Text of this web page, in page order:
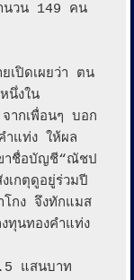
ำนวน 149 คน
ปิดเผยว่า ตน
นึ่งใน
ากเพื่อนๆ บอก
ำแท่ง ให้ผล
ขาชื่อบัญชี“ณัชป
กตุดูอยู่ร่วมปี
โกง จึงทักแมส
ทุนทองคำแท่ง
แสนบาท